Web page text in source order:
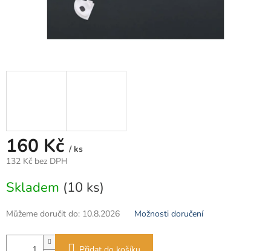
160 Kč / ks
132 Kč bez DPH
cena:
Skladem (10 ks)
Můžeme doručit do: 10.8.2026 Možnosti doručení